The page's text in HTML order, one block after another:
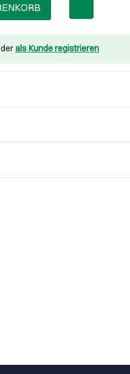
als Kunde registrieren